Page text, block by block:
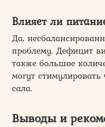
Влияет ли
Да,
проблему. Дефицит
также большое
могут
сала.
Выводы и